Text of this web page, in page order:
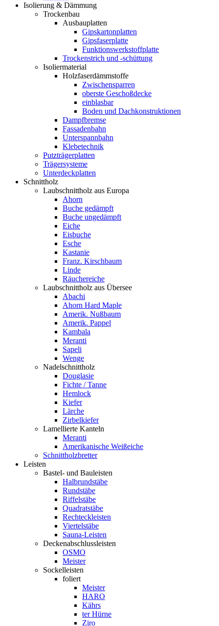
Isolierung & Dämmung
Trockenbau
Ausbauplatten
Gipskartonplatten
Gipsfaserplatte
Funktionswerkstoffplatte
Trockenstrich und -schüttung
Isoliermaterial
Holzfaserdämmstoffe
Zwischensparren
oberste Geschoßdecke
einblasbar
Boden und Dachkonstruktionen
Dampfbremse
Fassadenbahn
Unterspannbahn
Klebetechnik
Putzträgerplatten
Trägersysteme
Unterdeckplatten
Schnittholz
Laubschnittholz aus Europa
Ahorn
Buche gedämpft
Buche ungedämpft
Eiche
Eisbuche
Esche
Kastanie
Franz. Kirschbaum
Linde
Räuchereiche
Laubschnittholz aus Übersee
Abachi
Ahorn Hard Maple
Amerik. Nußbaum
Amerik. Pappel
Kambala
Meranti
Sapeli
Wenge
Nadelschnittholz
Douglasie
Fichte / Tanne
Hemlock
Kiefer
Lärche
Zirbelkiefer
Lamellierte Kanteln
Meranti
Amerikanische Weißeiche
Schnittholzbretter
Leisten
Bastel- und Bauleisten
Halbrundstäbe
Rundstäbe
Riffelstäbe
Quadratstäbe
Rechteckleisten
Viertelstäbe
Sauna-Leisten
Deckenabschlussleisten
OSMO
Meister
Sockelleisten
foliert
Meister
HARO
Kährs
ter Hürne
Ziro